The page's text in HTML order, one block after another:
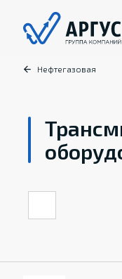
Нефтегазовая